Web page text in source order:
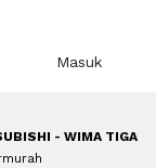
Masuk
- WIMA TIGA